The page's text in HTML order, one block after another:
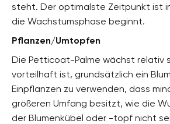
steht. Der optimalste Zeitpunkt ist
die Wachstumsphase beginnt.
Pflanzen/Umtopfen
Die Petticoat-Palme wächst relativ
vorteilhaft ist, grundsätzlich ein
Einpflanzen zu verwenden, dass
größeren Umfang besitzt, wie die
der Blumenkübel oder -topf nicht